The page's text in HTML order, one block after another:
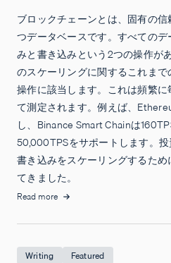
ブロックチェーンとは、固有の
つデータベースです。すべての
みと書き込みという2つの操作が
のスケーリングに関するこれま
操作に該当します。これは頻繁
て測定されます。例えば、
し、Binance Smart Chainは
50,000TPSをサポートします。
書き込みをスケーリングするた
てきました。
Read more
Writing Featured